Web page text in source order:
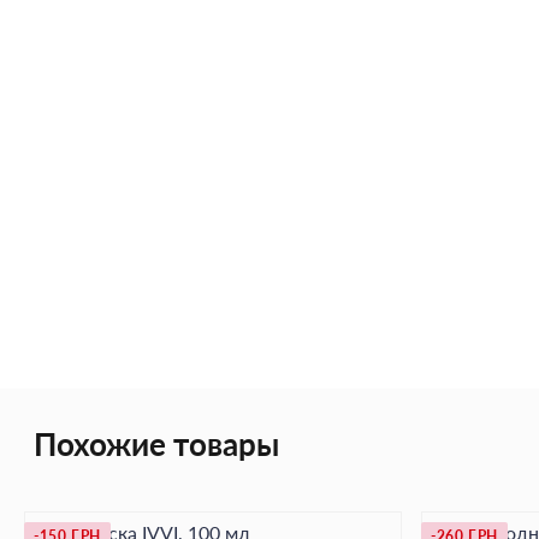
Похожие товары
Крио маска IVVI, 100 мл
Гель